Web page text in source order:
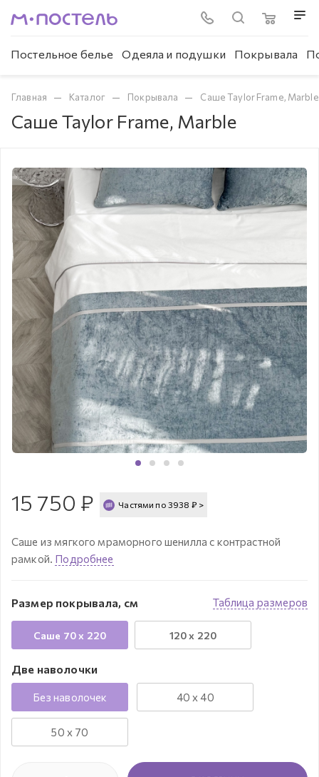
Постельное белье Одеяла и подушки Покрывала
Главная — Каталог — Покрывала — Саше Taylor Frame, Marble
Саше Taylor Frame, Marble
15 750 ₽ Частями по 3938 ₽ >
Саше из мягкого мраморного шенилла с контрастной
рамкой. Подробнее
Таблица размеров
Размер покрывала, см
Саше 70 х 220 120 х 220
Две наволочки
Без наволочек 40 х 40
50 х 70